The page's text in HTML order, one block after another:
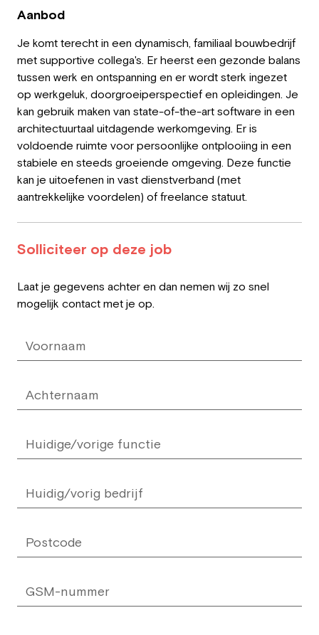
Aanbod
Je komt terecht in een dynamisch, familiaal bouwbedrijf
met supportive collega's. Er heerst een gezonde balans
tussen werk en ontspanning en er wordt sterk ingezet
op werkgeluk, doorgroeiperspectief en opleidingen. Je
kan gebruik maken van state-of-the-art software in een
architectuurtaal uitdagende werkomgeving. Er is
voldoende ruimte voor persoonlijke ontplooiing in een
stabiele en steeds groeiende omgeving. Deze functie
kan je uitoefenen in vast dienstverband (met
aantrekkelijke voordelen) of freelance statuut.
Solliciteer op deze job
field
Laat je gegevens achter en dan nemen wij zo snel
mogelijk contact met je op.